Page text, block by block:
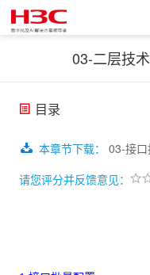
03-二层技
目录
本章节下载： 03-接
请您评分并反馈意见：